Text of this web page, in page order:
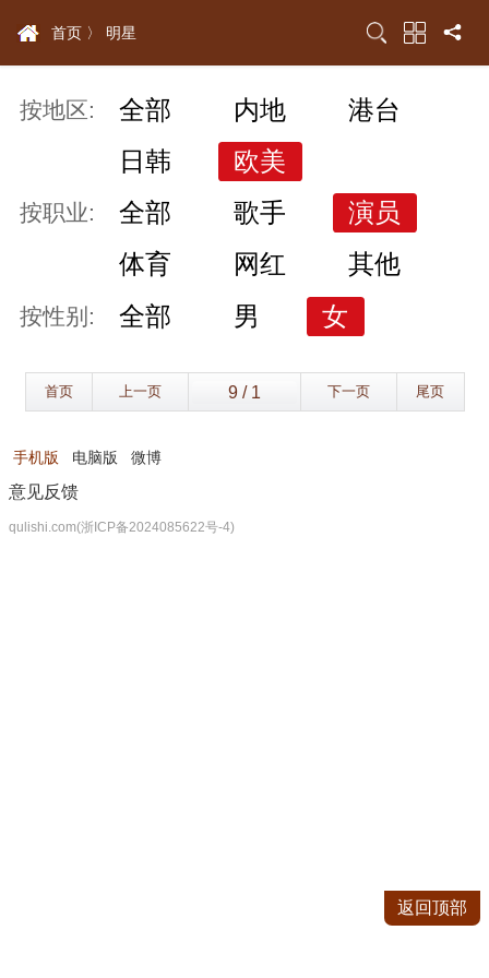
首页 〉 明星
按地区: 全部 内地
港台
日韩
欧美
按职业: 全部 歌手
演员
体育
网红 其他
按性别: 全部 男 女
首页 上一页 下一页 尾页
手机版 电脑版 微博
意见反馈
qulishi.com(浙ICP备2024085622号-4)
返回顶部